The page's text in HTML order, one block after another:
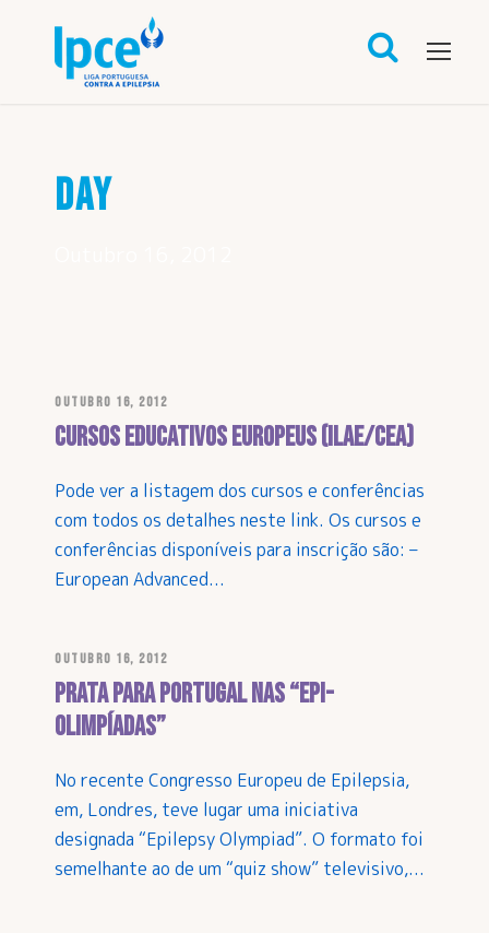
DAY
OUTUBRO 16, 2012
Cursos educativos europeus (ILAE/CEA)
Pode ver a listagem dos cursos e conferências
com todos os detalhes neste link. Os cursos e
conferências disponíveis para inscrição são: –
European Advanced...
OUTUBRO 16, 2012
Prata para Portugal nas “Epi-
Olimpíadas”
No recente Congresso Europeu de Epilepsia,
em, Londres, teve lugar uma iniciativa
designada “Epilepsy Olympiad”. O formato foi
semelhante ao de um “quiz show” televisivo,...